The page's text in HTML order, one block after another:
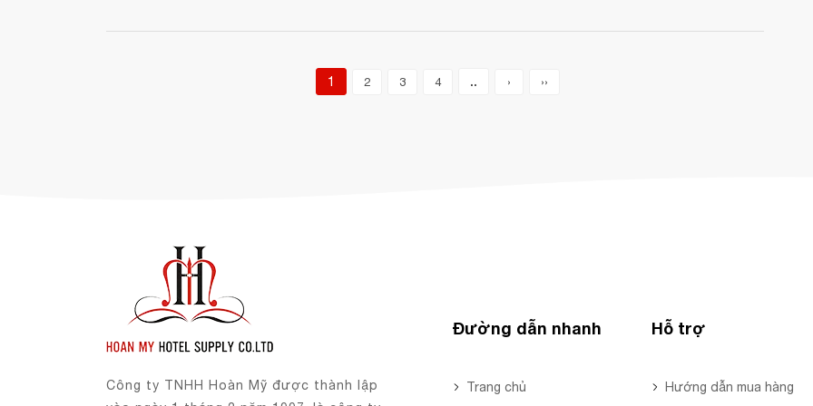
1 2 3 4 .. › ››
Công ty TNHH Hoàn Mỹ được thành lập
Đường dẫn nhanh
Trang chủ
Hỗ trợ
Hướng dẫn mua hàng